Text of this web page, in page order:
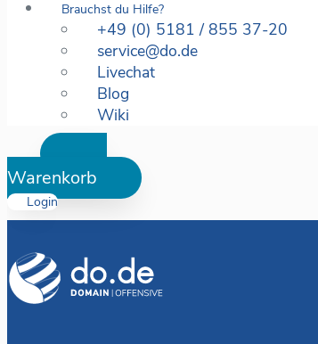
Brauchst du Hilfe?
+49 (0) 5181 / 855 37-20
service@do.de
Livechat
Blog
Wiki
Warenkorb
Login